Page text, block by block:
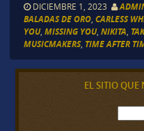
DICIEMBRE 1, 2023
BALADAS DE ORO, CARLESS
YOU, MISSING YOU, NIKITA
MUSICMAKERS, TIME AFTER
EL SITIO QUE
B
u